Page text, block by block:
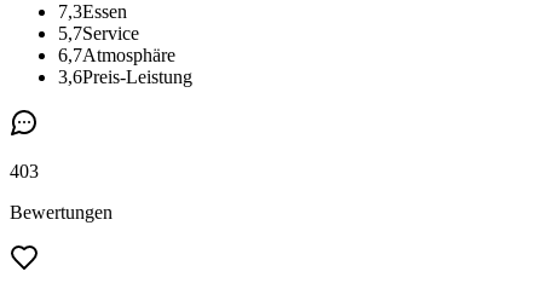
7,3Essen
5,7Service
6,7Atmosphäre
3,6Preis-Leistung
403
Bewertungen